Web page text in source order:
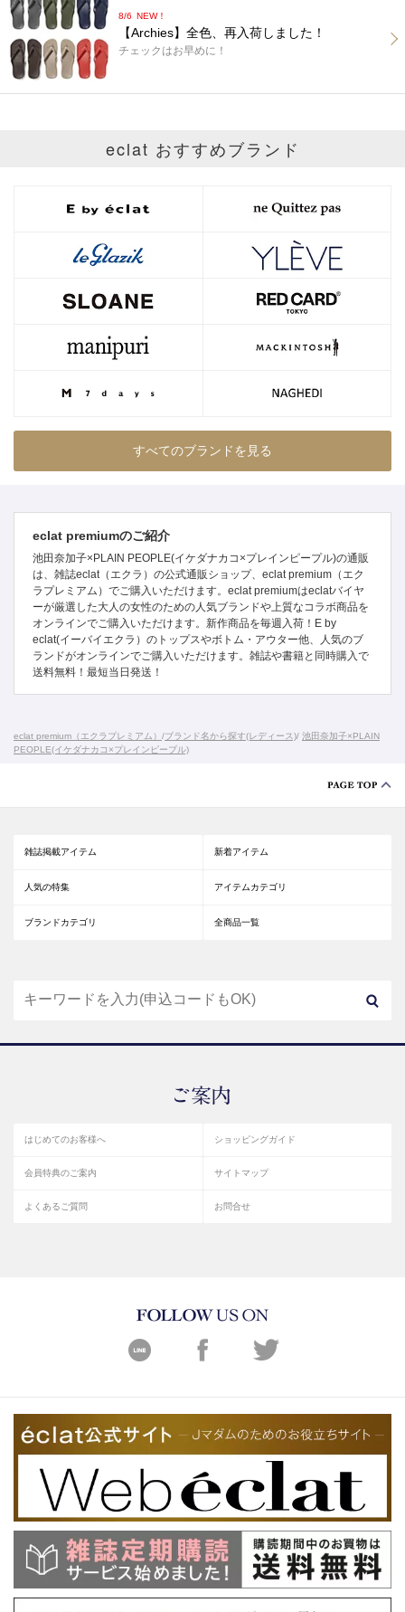
8/6 NEW！
【Archies】全色、再入荷しました！
チェックはお早めに！
eclat おすすめブランド
すべてのブランドを見る
eclat premiumのご紹介
池田奈加子×PLAIN PEOPLE(イケダナカコ×プレインピープル)の通販
は、雑誌eclat（エクラ）の公式通販ショップ、eclat premium（エク
ラプレミアム）でご購入いただけます。eclat premiumはeclatバイヤ
ーが厳選した大人の女性のための人気ブランドや上質なコラボ商品を
オンラインでご購入いただけます。新作商品を毎週入荷！E by
eclat(イーバイエクラ）のトップスやボトム・アウター他、人気のブ
ランドがオンラインでご購入いただけます。雑誌や書籍と同時購入で
送料無料！最短当日発送！
eclat premium（エクラプレミアム） /ブランド名から探す(レディース)/ 池田奈加子×PLAIN
PEOPLE(イケダナカコ×プレインピープル)
雑誌掲載アイテム 新着アイテム
人気の特集 アイテムカテゴリ
ブランドカテゴリ 全商品一覧
はじめてのお客様へ ショッピングガイド
会員特典のご案内 サイトマップ
よくあるご質問 お問合せ